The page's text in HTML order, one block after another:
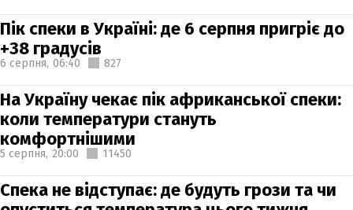
Пік спеки в Україні: де 6 серпня пригріє до
+38 градусів
6 серпня, 06:40 827
На Україну чекає пік африканської спеки:
коли температури стануть
комфортнішими
5 серпня, 20:00 11450
Спека не відступає: де будуть грози та чи